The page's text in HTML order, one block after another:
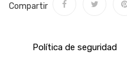
Compartir
Política de seguridad